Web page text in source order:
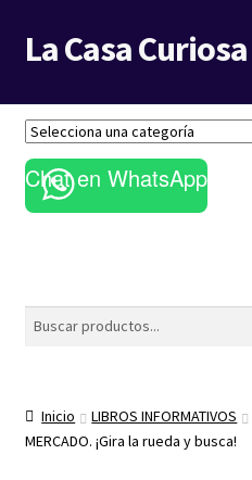
Ir
a
navegación
Ir
al
La Casa Curiosa
LIBRERÍA
BLOG
S
e
l
e
a
c
Chat en WhatsApp
Buscar
Inicio LIBROS INFORMATIVOS
MERCADO. ¡Gira la rueda y busca!